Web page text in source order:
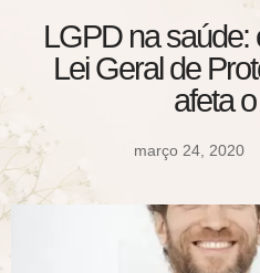
LGPD na saúde:
Lei Geral de
afeta
março 24, 2020